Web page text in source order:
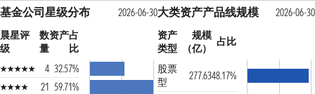
基金公司星级分布
2026-06-30
晨星评
级
数
量
资产占
比
4 32.57%
21 59.71%
大类资产产品线规模
2026-06-30
资产
类型
规模
（亿）
占比
股票
型
277.6348.17%